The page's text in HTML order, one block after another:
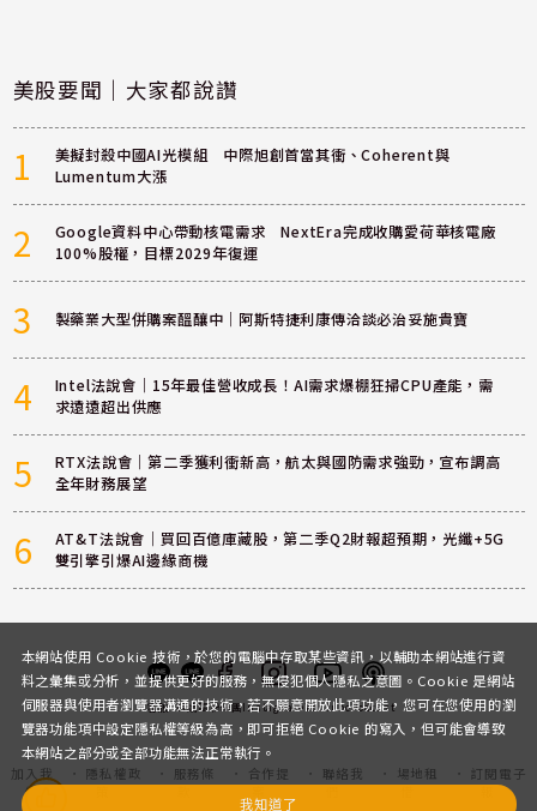
美股要聞｜大家都說讚
1
美擬封殺中國AI光模組 中際旭創首當其衝、Coherent與
Lumentum大漲
2
Google資料中心帶動核電需求 NextEra完成收購愛荷華核電廠
100%股權，目標2029年復運
3 製藥業大型併購案醞釀中｜阿斯特捷利康傳洽談必治妥施貴寶
4
Intel法說會｜15年最佳營收成長！AI需求爆棚狂掃CPU產能，需
求遠遠超出供應
5
RTX法說會｜第二季獲利衝新高，航太與國防需求強勁，宣布調高
全年財務展望
6
AT&T法說會｜買回百億庫藏股，第二季Q2財報超預期，光纖+5G
雙引擎引爆AI邊緣商機
客服 討論區粉絲團InstagramYoutubePodcast
加入我
們
隱私權政
服務條
合作提
聯絡我
場地租
訂閱電子
本網站使用 Cookie 技術，於您的電腦中存取某些資訊，以輔助本網站進行資
料之彙集或分析，並提供更好的服務，無侵犯個人隱私之意圖。Cookie 是網站
伺服器與使用者瀏覽器溝通的技術，若不願意開放此項功能，您可在您使用的瀏
覽器功能項中設定隱私權等級為高，即可拒絕 Cookie 的寫入，但可能會導致
本網站之部分或全部功能無法正常執行。
我知道了